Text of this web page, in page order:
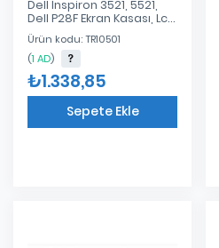
Dell İnspiron 3521, 5521,
Dell P28F Ekran Kasası, Lcd
Cover
Ürün kodu: TR10501
(1 AD)
₺1.338,85
Sepete Ekle